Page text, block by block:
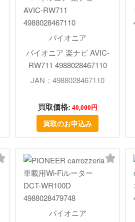
パイオニア
パイオニア 楽ナビ AVIC-
RW711 4988028467110
JAN：4988028467110
買取価格: 40,000円
買取のお申込み
パイオニア